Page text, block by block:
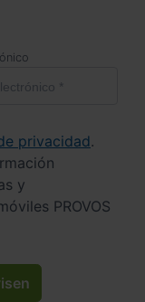
privacidad.
y
PROVOS